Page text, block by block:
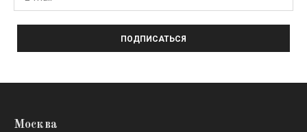
ПОДПИСАТЬСЯ
Москва